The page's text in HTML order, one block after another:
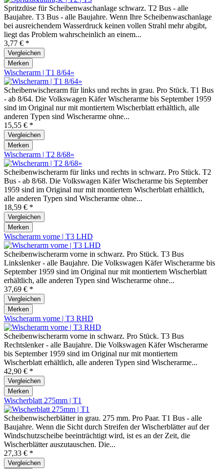
Spritzdüse für Scheibenwaschanlage schwarz. T2 Bus - alle
Baujahre. T3 Bus - alle Baujahre. Wenn Ihre Scheibenwaschanlage
bei ausreichendem Wasserdruck keinen vollen Strahl mehr abgibt,
liegt das Problem wahrscheinlich an einem...
3,77 € *
Vergleichen
Merken
Wischerarm | T1 8/64»
Scheibenwischerarm für links und rechts in grau. Pro Stück. T1 Bus
- ab 8/64. Die Volkswagen Käfer Wischerarme bis September 1959
sind im Original nur mit montiertem Wischerblatt erhältlich, alle
anderen Typen sind Wischerarme ohne...
15,55 € *
Vergleichen
Merken
Wischerarm | T2 8/68»
Scheibenwischerarm für links und rechts in schwarz. Pro Stück. T2
Bus - ab 8/68. Die Volkswagen Käfer Wischerarme bis September
1959 sind im Original nur mit montiertem Wischerblatt erhältlich,
alle anderen Typen sind Wischerarme ohne...
18,59 € *
Vergleichen
Merken
Wischerarm vorne | T3 LHD
Scheibenwischerarm vorne in schwarz. Pro Stück. T3 Bus
Linkslenker - alle Baujahre. Die Volkswagen Käfer Wischerarme bis
September 1959 sind im Original nur mit montiertem Wischerblatt
erhältlich, alle anderen Typen sind Wischerarme ohne...
37,69 € *
Vergleichen
Merken
Wischerarm vorne | T3 RHD
Scheibenwischerarm vorne in schwarz. Pro Stück. T3 Bus
Rechtslenker - alle Baujahre. Die Volkswagen Käfer Wischerarme
bis September 1959 sind im Original nur mit montiertem
Wischerblatt erhältlich, alle anderen Typen sind Wischerarme...
42,90 € *
Vergleichen
Merken
Wischerblatt 275mm | T1
Scheibenwischerblätter in grau. 275 mm. Pro Paar. T1 Bus - alle
Baujahre. Wenn die Sicht durch Streifen der Wischerblätter auf der
Windschutzscheibe beeinträchtigt wird, ist es an der Zeit, die
Wischerblätter auszutauschen. Die...
27,33 € *
Vergleichen